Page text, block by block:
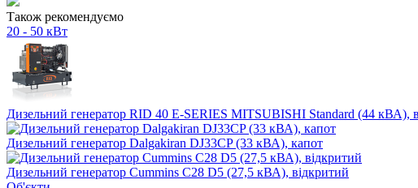
Також рекомендуємо
20 - 50 кВт
Дизельний генератор RID 40 E-SERIES MITSUBISHI Standard (44 кВА),
Дизельний генератор Dalgakiran DJ33CP (33 кВА), капот
Дизельний генератор Cummins C28 D5 (27,5 кВА), відкритий